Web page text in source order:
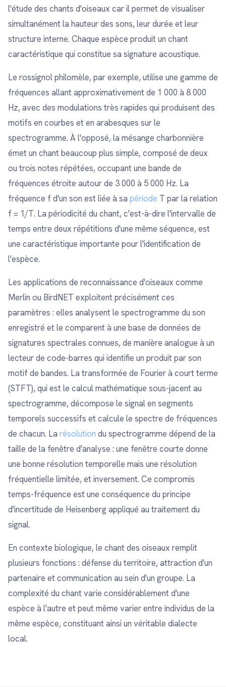
l'étude des chants d'oiseaux car il permet de visualiser
simultanément la hauteur des sons, leur durée et leur
structure interne. Chaque espèce produit un chant
caractéristique qui constitue sa signature acoustique.
Le rossignol philomèle, par exemple, utilise une gamme de
fréquences allant approximativement de 1 000 à 8 000
Hz, avec des modulations très rapides qui produisent des
motifs en courbes et en arabesques sur le
spectrogramme. À l'opposé, la mésange charbonnière
émet un chant beaucoup plus simple, composé de deux
ou trois notes répétées, occupant une bande de
fréquences étroite autour de 3 000 à 5 000 Hz. La
fréquence f d'un son est liée à sa période T par la relation
f = 1/T. La périodicité du chant, c'est-à-dire l'intervalle de
temps entre deux répétitions d'une même séquence, est
une caractéristique importante pour l'identification de
l'espèce.
Les applications de reconnaissance d'oiseaux comme
Merlin ou BirdNET exploitent précisément ces
paramètres : elles analysent le spectrogramme du son
enregistré et le comparent à une base de données de
signatures spectrales connues, de manière analogue à un
lecteur de code-barres qui identifie un produit par son
motif de bandes. La transformée de Fourier à court terme
(STFT), qui est le calcul mathématique sous-jacent au
spectrogramme, décompose le signal en segments
temporels successifs et calcule le spectre de fréquences
de chacun. La résolution du spectrogramme dépend de la
taille de la fenêtre d'analyse : une fenêtre courte donne
une bonne résolution temporelle mais une résolution
fréquentielle limitée, et inversement. Ce compromis
temps-fréquence est une conséquence du principe
d'incertitude de Heisenberg appliqué au traitement du
signal.
En contexte biologique, le chant des oiseaux remplit
plusieurs fonctions : défense du territoire, attraction d'un
partenaire et communication au sein d'un groupe. La
complexité du chant varie considérablement d'une
espèce à l'autre et peut même varier entre individus de la
même espèce, constituant ainsi un véritable dialecte
local.